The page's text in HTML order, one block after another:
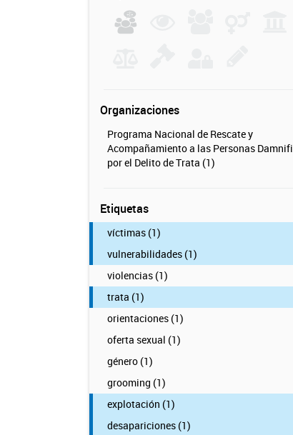
Organizaciones
Programa Nacional de Rescate y
Acompañamiento a las Personas
por el Delito de Trata (1)
Etiquetas
víctimas (1)
vulnerabilidades (1)
violencias (1)
trata (1)
orientaciones (1)
oferta sexual (1)
género (1)
grooming (1)
explotación (1)
desapariciones (1)